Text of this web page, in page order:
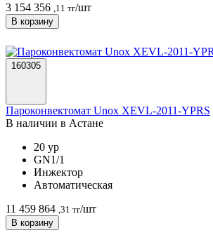
3 154 356 ,11 тг/шт
В корзину
160305
Пароконвектомат Unox XEVL-2011-YPRS
В наличии в Астанe
20 ур
GN1/1
Инжектор
Автоматическая
11 459 864 ,31 тг/шт
В корзину